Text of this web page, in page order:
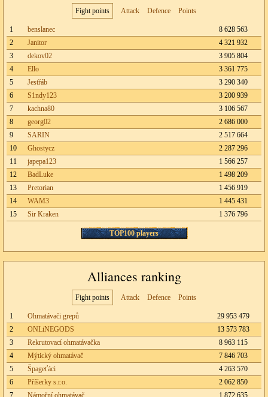
Fight points Attack Defence Points
1 benslanec
8 628 563
2
Janitor
4 321 932
3
dekov02
3 905 804
4
Ello
3 361 775
5
Jestřáb
3 290 340
6
S1ndy123
3 200 939
7
kachna80
3 106 567
8
georg02
2 686 000
9
SARIN
2 517 664
10
Ghostycz
2 287 296
11
japepa123
1 566 257
12
BadLuke
1 498 209
13
Pretorian
1 456 919
14
WAM3
1 445 431
15
Sir Kraken 1 376 796
TOP100 players
Alliances ranking
Fight points Attack Defence Points
1 Ohmatávači grepů
29 953 479
2
ONLiNEGODS
13 573 783
3
Rekrutovací ohmatávačka
8 963 115
4
Mýtický ohmatávač
7 846 703
5
Špageťáci
4 263 570
6
Příšerky s.r.o.
2 062 850